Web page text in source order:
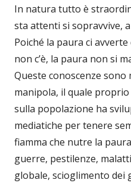
In natura tutto è
sta attenti si sopravvive,
Poiché la paura ci
non c’è, la paura non si
Queste conoscenze
manipola, il quale
sulla popolazione ha
mediatiche per tenere
fiamma che nutre la
guerre, pestilenze,
globale, scioglimento dei